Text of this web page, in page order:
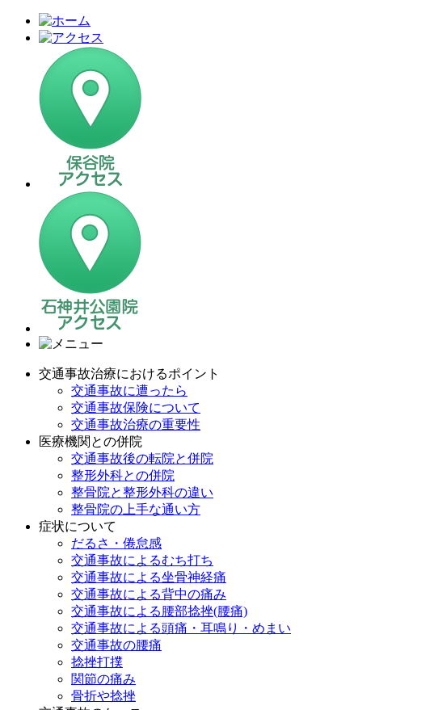
交通事故治療におけるポイント
交通事故に遭ったら
交通事故保険について
交通事故治療の重要性
医療機関との併院
交通事故後の転院と併院
整形外科との併院
整骨院と整形外科の違い
整骨院の上手な通い方
症状について
だるさ・倦怠感
交通事故によるむち打ち
交通事故による坐骨神経痛
交通事故による背中の痛み
交通事故による腰部捻挫(腰痛)
交通事故による頭痛・耳鳴り・めまい
交通事故の腰痛
捻挫打撲
関節の痛み
骨折や捻挫